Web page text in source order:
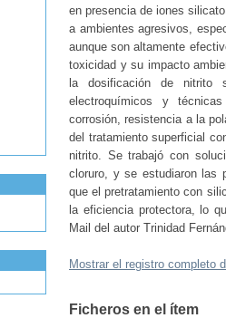
en presencia de iones
a ambientes agresivos,
aunque son altamente
toxicidad y su impacto
la dosificación de nitrito
electroquímicos y
corrosión, resistencia a la
del tratamiento superficial
nitrito. Se trabajó con
cloruro, y se estudiaron las
que el pretratamiento con
la eficiencia protectora, lo
Mail del autor Trinidad
Mostrar el registro completo
Ficheros en el ítem